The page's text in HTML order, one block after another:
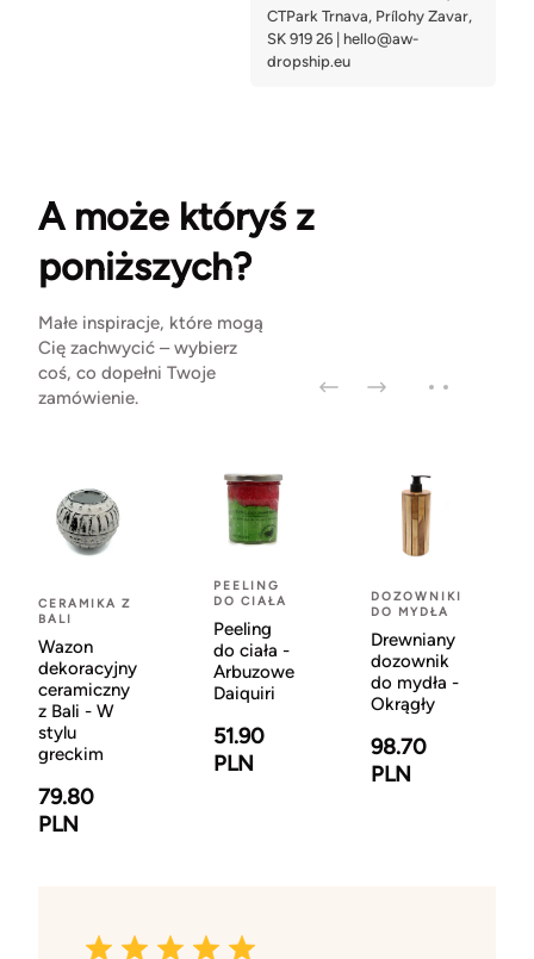
A może któryś z
poniższych?
Małe inspiracje, które mogą
Cię zachwycić – wybierz
coś, co dopełni Twoje
zamówienie.
CERAMIKA Z
BALI
Wazon
dekoracyjny
ceramiczny
z Bali - W
stylu
greckim
79.80
PLN
PEELING
DO CIAŁA
Peeling
do ciała -
Arbuzowe
Daiquiri
51.90
PLN
DOZOWNIKI
DO MYDŁA
Drewniany
dozownik
do mydła -
Okrągły
98.70
PLN